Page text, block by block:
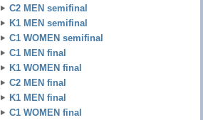
C2 MEN semifinal
K1 MEN semifinal
C1 WOMEN semifinal
C1 MEN final
K1 WOMEN final
C2 MEN final
K1 MEN final
C1 WOMEN final